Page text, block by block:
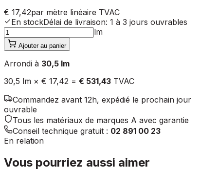
€ 17,42par mètre linéaire TVAC
En stockDélai de livraison: 1 à 3 jours ouvrables
lm
Ajouter au panier
Arrondi à 30,5 lm
30,5 lm × € 17,42 = € 531,43 TVAC
Commandez avant 12h, expédié le prochain jour
ouvrable
Tous les matériaux de marques A avec garantie
Conseil technique gratuit : 02 891 00 23
En relation
Vous pourriez aussi aimer